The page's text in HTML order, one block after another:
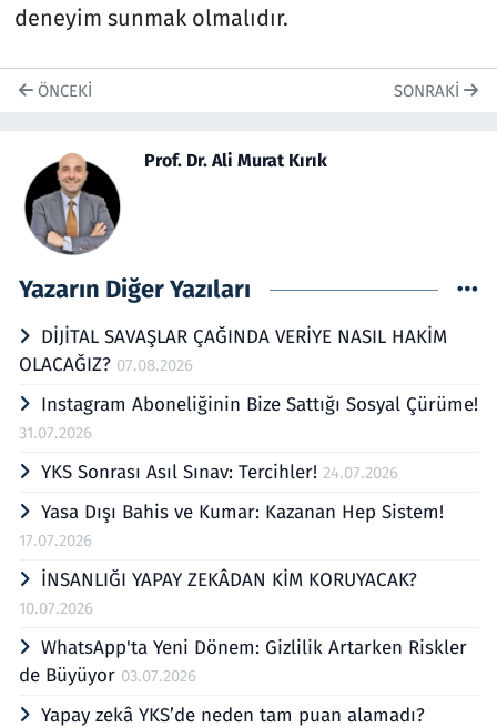
deneyim sunmak olmalıdır.
ÖNCEKI SONRAKI
Prof. Dr. Ali Murat Kırık
Yazarın Diğer Yazıları
DİJİTAL SAVAŞLAR ÇAĞINDA VERİYE NASIL HAKİM
OLACAĞIZ? 07.08.2026
Instagram Aboneliğinin Bize Sattığı Sosyal Çürüme!
31.07.2026
YKS Sonrası Asıl Sınav: Tercihler! 24.07.2026
Yasa Dışı Bahis ve Kumar: Kazanan Hep Sistem!
17.07.2026
İNSANLIĞI YAPAY ZEKÂDAN KİM KORUYACAK?
10.07.2026
WhatsApp'ta Yeni Dönem: Gizlilik Artarken Riskler
de Büyüyor 03.07.2026
Yapay zekâ YKS’de neden tam puan alamadı?